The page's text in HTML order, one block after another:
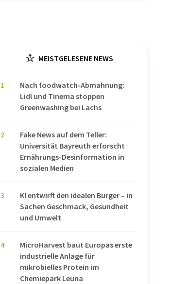
MEISTGELESENE NEWS
1
Nach foodwatch-Abmahnung:
Lidl und Tinema stoppen
Greenwashing bei Lachs
2
Fake News auf dem Teller:
Universität Bayreuth erforscht
Ernährungs-Desinformation in
sozialen Medien
3
KI entwirft den idealen Burger – in
Sachen Geschmack, Gesundheit
und Umwelt
4
MicroHarvest baut Europas erste
industrielle Anlage für
mikrobielles Protein im
Chemiepark Leuna